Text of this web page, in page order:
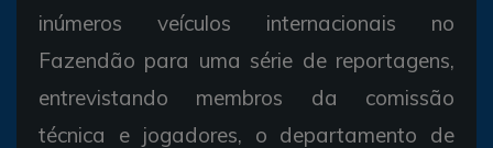
inúmeros veículos internacionais no
Fazendão para uma série de reportagens,
entrevistando membros da comissão
técnica e jogadores, o departamento de